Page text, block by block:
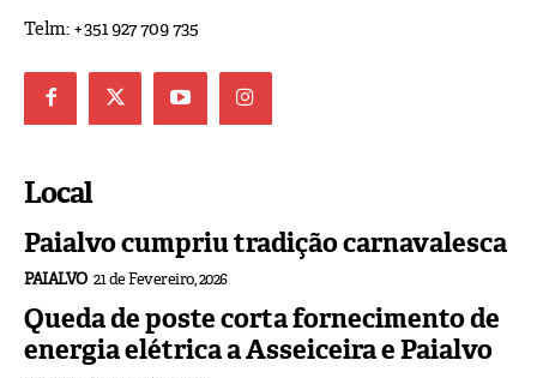
Telm: +351 927 709 735
Local
Paialvo cumpriu tradição carnavalesca
PAIALVO 21 de Fevereiro, 2026
Queda de poste corta fornecimento de
energia elétrica a Asseiceira e Paialvo